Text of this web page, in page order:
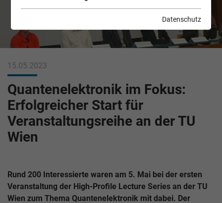
15.05.2023
Quantenelektronik im Fokus:
Erfolgreicher Start für
Veranstaltungsreihe an der TU
Wien
Rund 200 Interessierte waren am 5. Mai bei der ersten
Veranstaltung der High-Profile Lecture Series an der TU
Wien zum Thema Quantenelektronik mit dabei. Der
Datenschutz